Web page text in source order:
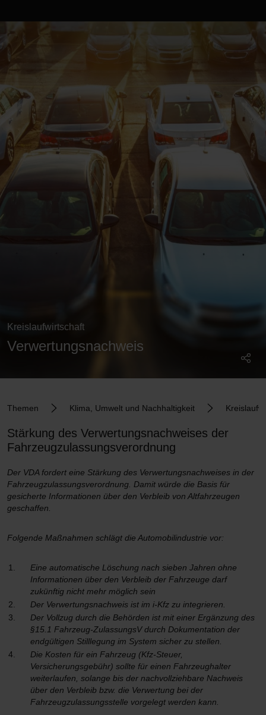
Kreislaufwirtschaft
Verwertungsnachweis
Themen Klima, Umwelt und Nachhaltigkeit
Stärkung des Verwertungs­nachweises der
Fahrzeug­zulassungs­verordnung
Der VDA fordert eine Stärkung des Verwertungsnachweises in der
Fahrzeugzulassungsverordnung. Damit würde die Basis für
gesicherte Informationen über den Verbleib von Altfahrzeugen
geschaffen.
Folgende Maßnahmen schlägt die Automobilindustrie vor:
Eine automatische Löschung nach sieben Jahren ohne
Informationen über den Verbleib der Fahrzeuge darf
zukünftig nicht mehr möglich sein
Der Verwertungsnachweis ist im i-Kfz zu integrieren.
Der Vollzug durch die Behörden ist mit einer Ergänzung des
§15.1 Fahrzeug-ZulassungsV durch Dokumentation der
endgültigen Stilllegung im System sicher zu stellen.
Die Kosten für ein Fahrzeug (Kfz-Steuer,
Versicherungsgebühr) sollte für einen Fahrzeughalter
weiterlaufen, solange bis der nachvollziehbare Nachweis
über den Verbleib bzw. die Verwertung bei der
Fahrzeugzulassungsstelle vorgelegt werden kann.